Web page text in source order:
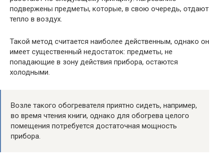
подвержены предметы, которые, в свою очередь, отдают
тепло в воздух.
Такой метод считается наиболее действенным, однако он
имеет существенный недостаток: предметы, не
попадающие в зону действия прибора, остаются
холодными.
Возле такого обогревателя приятно сидеть, например,
во время чтения книги, однако для обогрева целого
помещения потребуется достаточная мощность
прибора.